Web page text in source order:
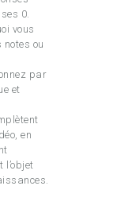
0.
vous
notes ou
par
et
en
l’objet